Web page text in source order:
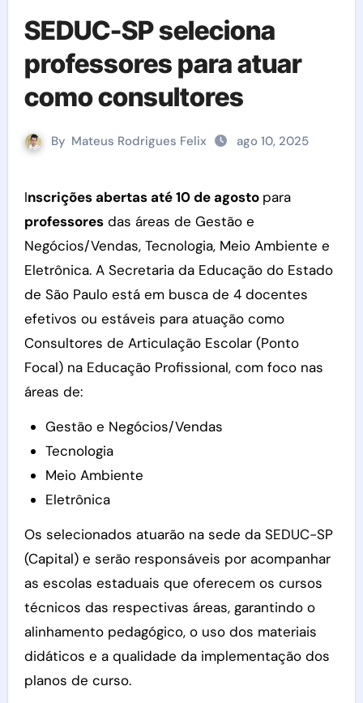
SEDUC-SP seleciona
professores para atuar
como consultores
By Mateus Rodrigues Felix ago 10, 2025
Inscrições abertas até 10 de agosto para
professoresdas áreas de Gestão e
Negócios/Vendas, Tecnologia, Meio Ambiente e
Eletrônica. A Secretaria da Educação do Estado
de São Paulo está em busca de 4 docentes
efetivos ou estáveis para atuação como
Consultores de Articulação Escolar (Ponto
Focal) na Educação Profissional, com foco nas
áreas de:
Gestão e Negócios/Vendas
Tecnologia
Meio Ambiente
Eletrônica
Os selecionados atuarão na sede da SEDUC-SP
(Capital) e serão responsáveis por acompanhar
as escolas estaduais que oferecem os cursos
técnicos das respectivas áreas, garantindo o
alinhamento pedagógico, o uso dos materiais
didáticos e a qualidade da implementação dos
planos de curso.